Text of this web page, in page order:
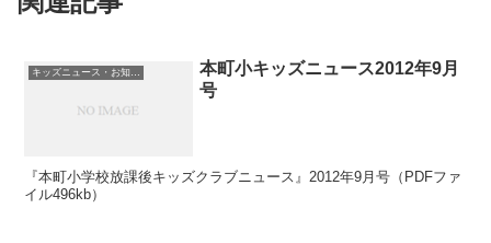
キッズニュース・お知らせ
本町小キッズニュース2012年9月
号
『本町小学校放課後キッズクラブニュース』2012年9月号（PDFファ
イル496kb）